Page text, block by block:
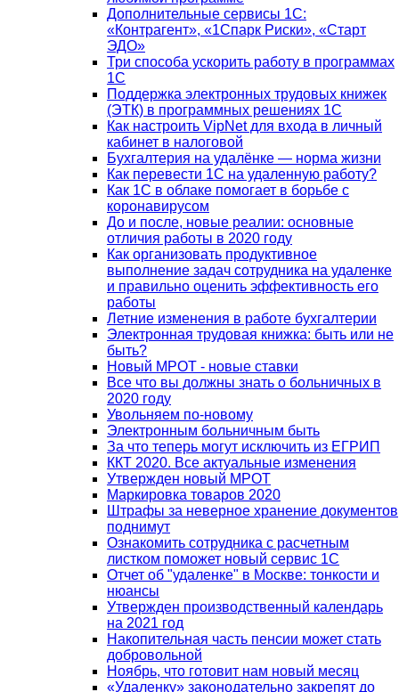
Дополнительные сервисы 1С:
«Контрагент», «1Спарк Риски», «Старт
ЭДО»
Три способа ускорить работу в программах
1С
Поддержка электронных трудовых книжек
(ЭТК) в программных решениях 1С
Как настроить VipNet для входа в личный
кабинет в налоговой
Бухгалтерия на удалёнке — норма жизни
Как перевести 1С на удаленную работу?
Как 1С в облаке помогает в борьбе с
коронавирусом
До и после, новые реалии: основные
отличия работы в 2020 году
Как организовать продуктивное
выполнение задач сотрудника на удаленке
и правильно оценить эффективность его
работы
Летние изменения в работе бухгалтерии
Электронная трудовая книжка: быть или не
быть?
Новый МРОТ - новые ставки
Все что вы должны знать о больничных в
2020 году
Увольняем по-новому
Электронным больничным быть
За что теперь могут исключить из ЕГРИП
ККТ 2020. Все актуальные изменения
Утвержден новый МРОТ
Маркировка товаров 2020
Штрафы за неверное хранение документов
поднимут
Ознакомить сотрудника с расчетным
листком поможет новый сервис 1С
Отчет об "удаленке" в Москве: тонкости и
нюансы
Утвержден производственный календарь
на 2021 год
Накопительная часть пенсии может стать
добровольной
Ноябрь, что готовит нам новый месяц
«Удаленку» законодательно закрепят до